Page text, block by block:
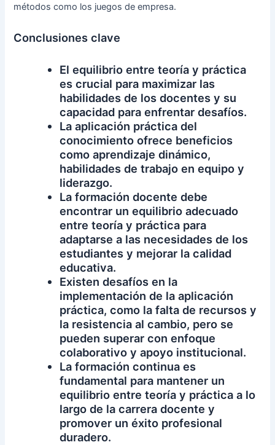
métodos como los juegos de empresa.
Conclusiones clave
El equilibrio entre teoría y práctica
es crucial para maximizar las
habilidades de los docentes y su
capacidad para enfrentar desafíos.
La aplicación práctica del
conocimiento ofrece beneficios
como aprendizaje dinámico,
habilidades de trabajo en equipo y
liderazgo.
La formación docente debe
encontrar un equilibrio adecuado
entre teoría y práctica para
adaptarse a las necesidades de los
estudiantes y mejorar la calidad
educativa.
Existen desafíos en la
implementación de la aplicación
práctica, como la falta de recursos y
la resistencia al cambio, pero se
pueden superar con enfoque
colaborativo y apoyo institucional.
La formación continua es
fundamental para mantener un
equilibrio entre teoría y práctica a lo
largo de la carrera docente y
promover un éxito profesional
duradero.